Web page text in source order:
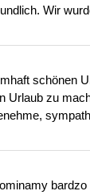
Wir
schönen
Urlaub zu